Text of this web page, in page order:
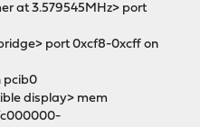
at 3.579545MHz> port
port 0xcf8-0xcff on
pcib0
display> mem